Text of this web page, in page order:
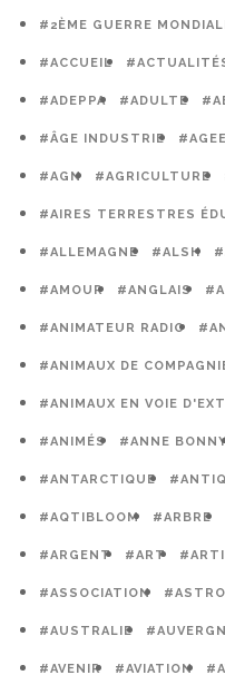
#2ÈME GUERRE
#ACCUEIL
#ADEPPA #ADULTE
#ÂGE INDUSTRIE
#AGN #AGRICULTURE
#AIRES TERRESTRES
#ALLEMAGNE #ALSH
#AMOUR #ANGLAIS
#ANIMATEUR RADIO
#ANIMAUX DE
#ANIMAUX EN VOIE
#ANIMÉS #ANNE
#ANTARCTIQUE
#AQTIBLOOM #ARBRE
#ARGENT #ART
#ASSOCIATION
#AUSTRALIE
#AVENIR #AVIATION